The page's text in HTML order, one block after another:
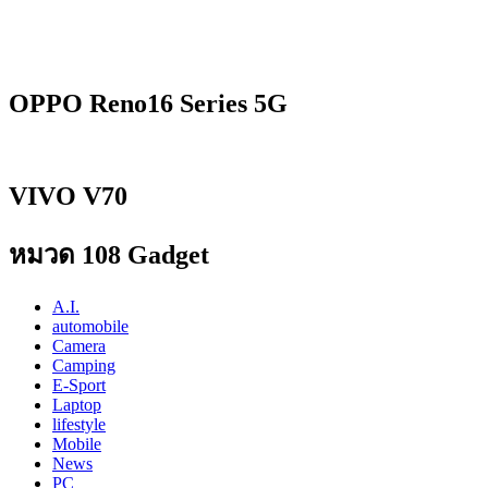
OPPO Reno16 Series 5G
VIVO V70
หมวด 108 Gadget
A.I.
automobile
Camera
Camping
E-Sport
Laptop
lifestyle
Mobile
News
PC